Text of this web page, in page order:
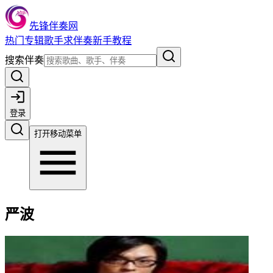
先锋伴奏网
热门 专辑歌手求伴奏新手教程
搜索伴奏
登录
打开移动菜单
严波